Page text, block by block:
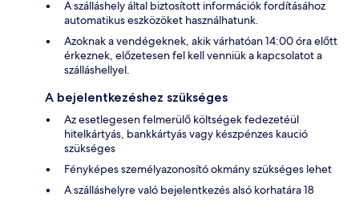
A szálláshely által biztosított információk fordításához
automatikus eszközöket használhatunk.
Azoknak a vendégeknek, akik várhatóan 14:00 óra előtt
érkeznek, előzetesen fel kell venniük a kapcsolatot a
szálláshellyel.
A bejelentkezéshez szükséges
Az esetlegesen felmerülő költségek fedezetéül
hitelkártyás, bankkártyás vagy készpénzes kaució
szükséges
Fényképes személyazonosító okmány szükséges lehet
A szálláshelyre való bejelentkezés alsó korhatára 18